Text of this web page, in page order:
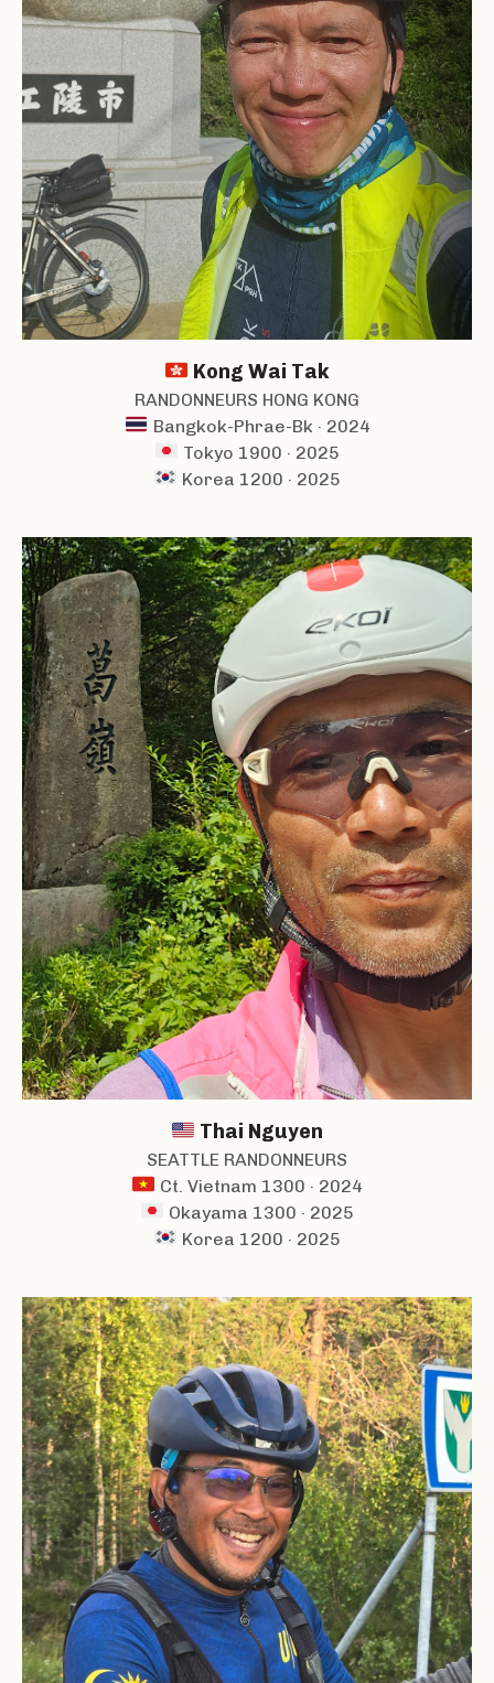
Kong Wai Tak
RANDONNEURS HONG KONG
Bangkok-Phrae-Bk · 2024
Tokyo 1900 · 2025
Korea 1200 · 2025
Thai Nguyen
SEATTLE RANDONNEURS
Ct. Vietnam 1300 · 2024
Okayama 1300 · 2025
Korea 1200 · 2025